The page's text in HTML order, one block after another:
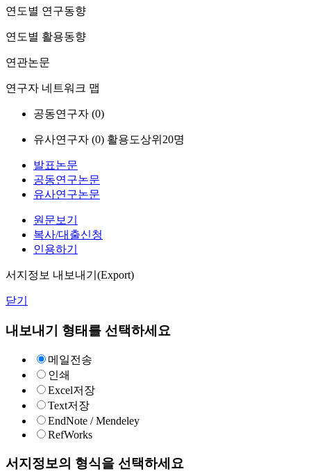
연도별 연구동향
연도별 활용동향
연관논문
연구자 네트워크 맵
공동연구자 (0)
유사연구자 (0) 활용도상위20명
발표논문
공동연구논문
유사연구논문
원문보기
복사/대출신청
인용하기
서지정보 내보내기(Export)
닫기
내보내기 형태를 선택하세요
메일전송
인쇄
Excel저장
Text저장
EndNote / Mendeley
RefWorks
서지정보의 형식을 선택하세요